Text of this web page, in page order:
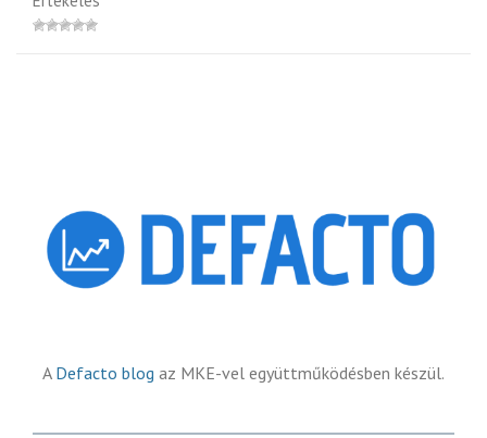
A Defacto blog az MKE-vel együttműködésben készül.